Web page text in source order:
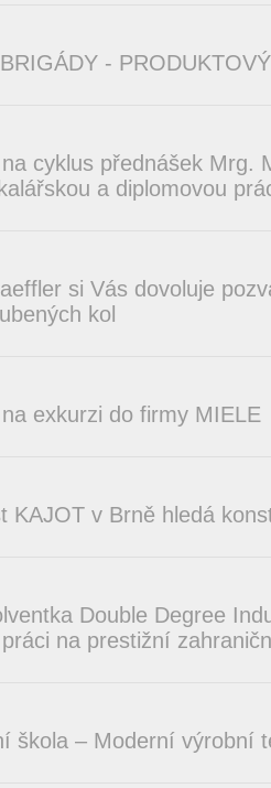
-
cyklus přednášek Mrg.
a diplomovou
si Vás dovoluje
kol
exkurzi do firmy MIELE
KAJOT v Brně hledá
Double Degree
na prestižní
škola – Moderní výrobní